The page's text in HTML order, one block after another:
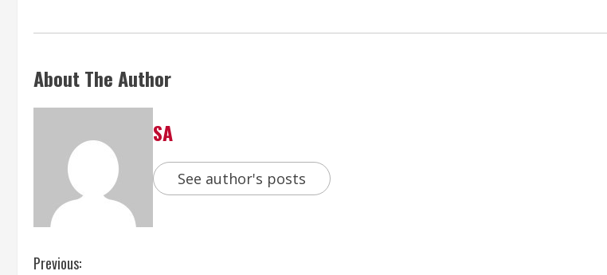
About The Author
SA
See author's posts
Previous: